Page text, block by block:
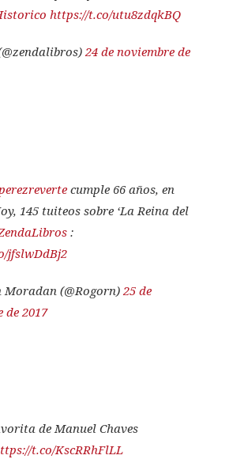
https://t.co/utu8zdqkBQ
24 de noviembre de
cumple 66 años, en
145 tuiteos sobre ‘La Reina del
:
jfslwDdBj2
(@Rogorn)25 de
de 2017
de Manuel Chaves
t.co/KscRRhFlLL